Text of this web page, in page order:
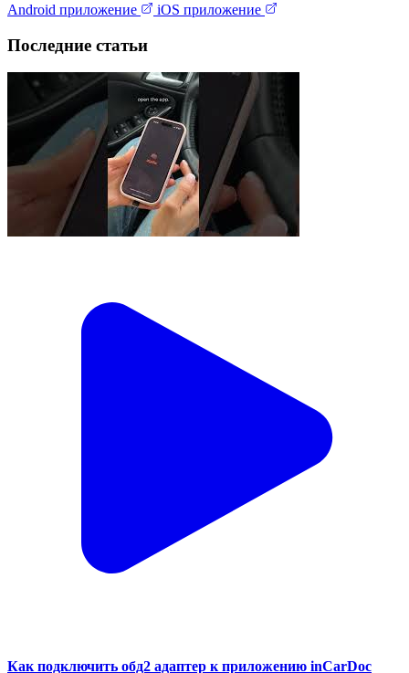
Android приложение iOS приложение
Последние статьи
Как подключить обд2 адаптер к приложению inCarDoc